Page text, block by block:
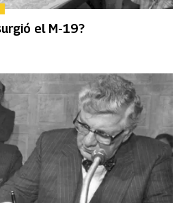
el M-19?